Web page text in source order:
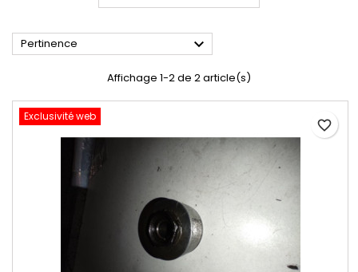
Pertinence 
Affichage 1-2 de 2 article(s)
Exclusivité web
favorite_border